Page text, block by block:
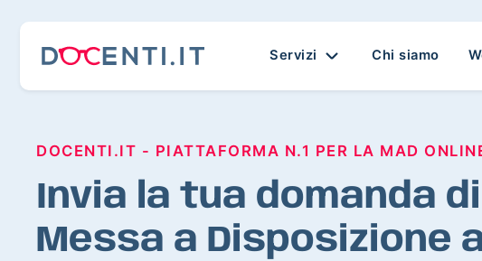
Servizi Chi siamo
DOCENTI.IT - PIATTAFORMA N.1 PER LA MAD
Invia la tua domanda di
Messa a Disposizione